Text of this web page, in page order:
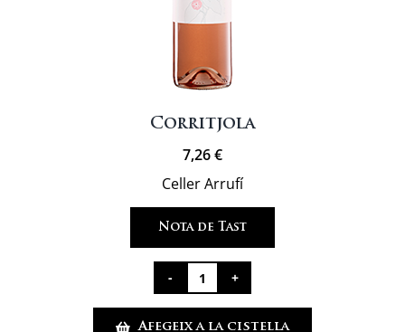
Corritjola
7,26€
Celler Arrufí
Nota de Tast
quantitat
de
Afegeix a la cistella